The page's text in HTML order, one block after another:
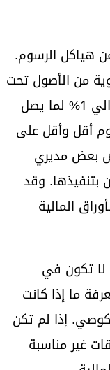
هياكل الرسوم.
من الأصول تحت
الإدارة، حيث يبلغ متوسط الصناعة حوالي 1% لما يصل
أقل وأقل على
بعض مديري
وقد
المالية
لا تكون في
ما إذا كانت
إذا لم تكن
غير مناسبة